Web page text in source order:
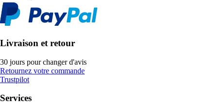
Livraison et retour
30 jours pour changer d'avis
Retournez votre commande
Trustpilot
Services